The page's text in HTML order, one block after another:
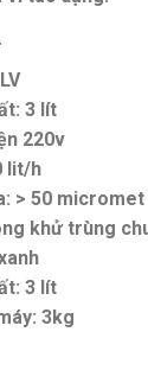
3 lít
220v
lit/h
> 50 micromet
khử trùng
3 lít
3kg